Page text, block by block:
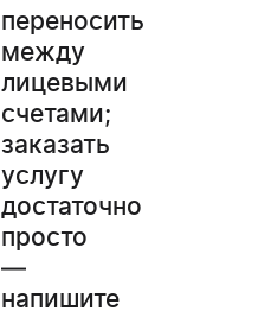
переносить
между
лицевыми
счетами;
заказать
услугу
достаточно
просто
—
напишите